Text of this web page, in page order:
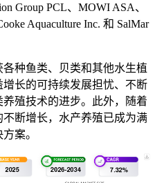
Group PCL、MOWI ASA、
Aquaculture Inc. 和 SalMar
种鱼类、贝类和其他水生植
长的可持续发展担忧、不断
养殖技术的进步。此外，随着
断增长，水产养殖已成为满
案。